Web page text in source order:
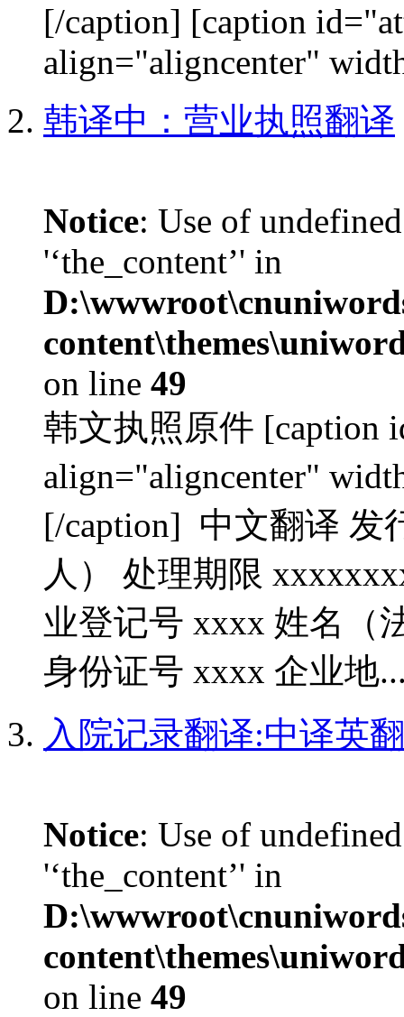
[/caption] [caption
align="aligncenter"
韩译中：营业执照翻译
Notice: Use of
'‘the_content’' in
on line 49
韩文执照原件 [caption
align="aligncenter"
[/caption] 中文翻译 发
人） 处理期限
业登记号 xxxx 姓名（
身份证号 xxxx 企业地
入院记录翻译:中译英
Notice: Use of
'‘the_content’' in
on line 49